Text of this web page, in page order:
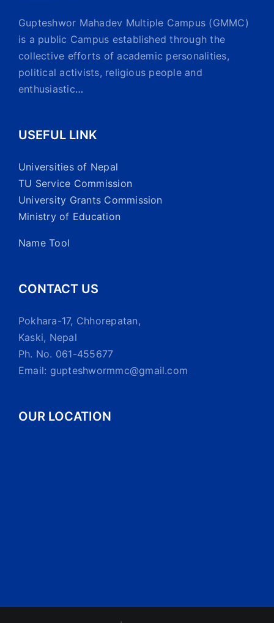
Gupteshwor Mahadev Multiple Campus (GMMC)
is a public Campus established through the
collective efforts of academic personalities,
political activists, religious people and
enthusiastic…
USEFUL LINK
Universities of Nepal
TU Service Commission
University Grants Commission
Ministry of Education
Name Tool
CONTACT US
Pokhara-17, Chhorepatan,
Kaski, Nepal
Ph. No. 061-455677
Email: gupteshwormmc@gmail.com
OUR LOCATION